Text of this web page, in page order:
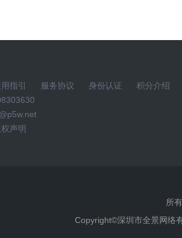
蓝英装备2025年度网上业绩说明会于2026-05-
★提示：网上提问的问题最大长度为200字。活
氛，请勿使用含有与本次活动无关的、中伤他
言语信息。主办方将对含有上述信息的问题进行
如果您有任何建议或疑问，欢迎致电：
对于不遵守本声明或其他违法、恶意使用本网内
指引 服务协议 身份认证
积分介绍
权声明
所
Copyright©深圳市全景网络